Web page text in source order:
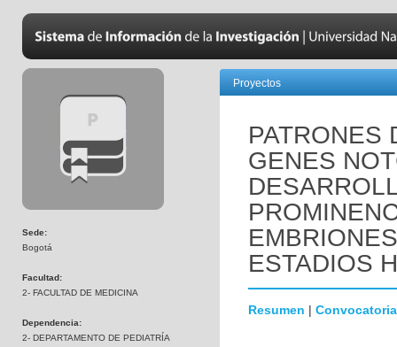
Sede:
Bogotá
Facultad:
2- FACULTAD DE MEDICINA
Dependencia:
2- DEPARTAMENTO DE PEDIATRÍA
Proyectos
PATRONES
GENES
ESTADIOS
Resumen | Convocatoria